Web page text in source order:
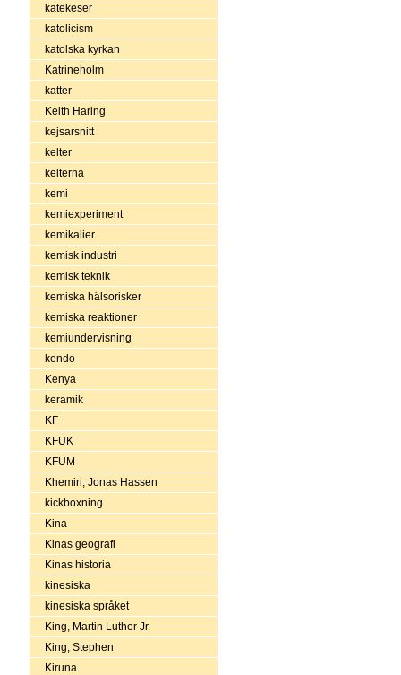
katekeser
katolicism
katolska kyrkan
Katrineholm
katter
Keith Haring
kejsarsnitt
kelter
kelterna
kemi
kemiexperiment
kemikalier
kemisk industri
kemisk teknik
kemiska hälsorisker
kemiska reaktioner
kemiundervisning
kendo
Kenya
keramik
KF
KFUK
KFUM
Khemiri, Jonas Hassen
kickboxning
Kina
Kinas geografi
Kinas historia
kinesiska
kinesiska språket
King, Martin Luther Jr.
King, Stephen
Kiruna